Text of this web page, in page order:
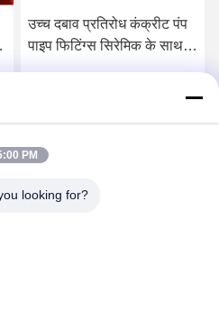
उच्च दबाव प्रतिरोध कंक्रीट पंप
पाइप फिटिंग्स सिरेमिक के साथ
PM
looking for?